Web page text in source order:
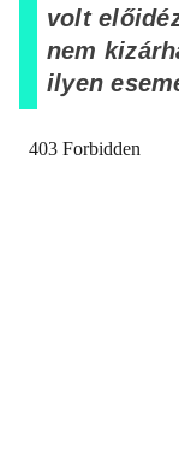
volt
nem
ilyen